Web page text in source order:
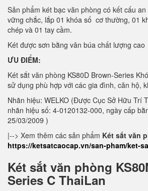
Sản phẩm két bạc văn phòng có kết cấu
vững chắc, lắp 01 khóa số cơ thường, 01
chép và 01 tay cầm.
Két được sơn bằng vân búa chất lượng cao
ƯU ĐIỂM:
Két sắt văn phòng KS80D Brown-Series
sử dụng phù hợp với các gia đình, căn hộ,
Nhãn hiệu: WELKO (Được Cục Sở Hữu Trí
nhãn hiệu số: 4-0120132-000, ngày cấp
25/03/2009 )
|--> Xem thêm các sản phẩm Két sắt văn
https://ketsatcaocap.vn/san-pham/ket-
Két sắt văn phòng
Series C ThaiLan